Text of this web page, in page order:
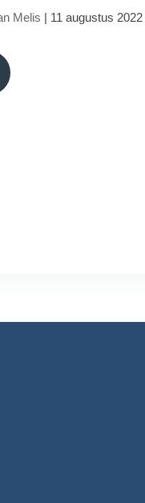
Melis | 11 augustus 2022